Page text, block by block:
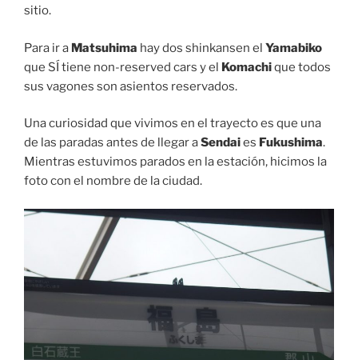
sitio.
Para ir a Matsuhima hay dos shinkansen el Yamabiko
que SÍ tiene non-reserved cars y el Komachique todos
sus vagones son asientos reservados.
Una curiosidad que vivimos en el trayecto es que una
de las paradas antes de llegar aSendaies Fukushima.
Mientras estuvimos parados en la estación, hicimos la
foto con el nombre de la ciudad.